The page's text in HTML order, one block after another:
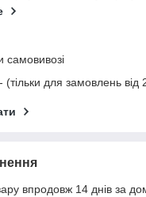
самовивозі
(тільки для замовлень від
впродовж 14 днів за